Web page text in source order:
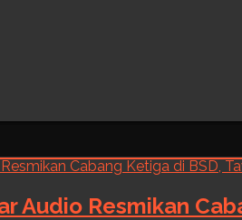
Audio Resmikan